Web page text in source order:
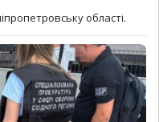
області.